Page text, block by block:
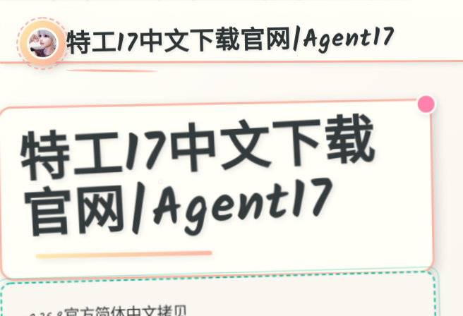
特工17中文下载官网|Agent17
特
工17
中
文
下
载
官
网|Agent17
v0.25.9,官方简体中文拷贝
○